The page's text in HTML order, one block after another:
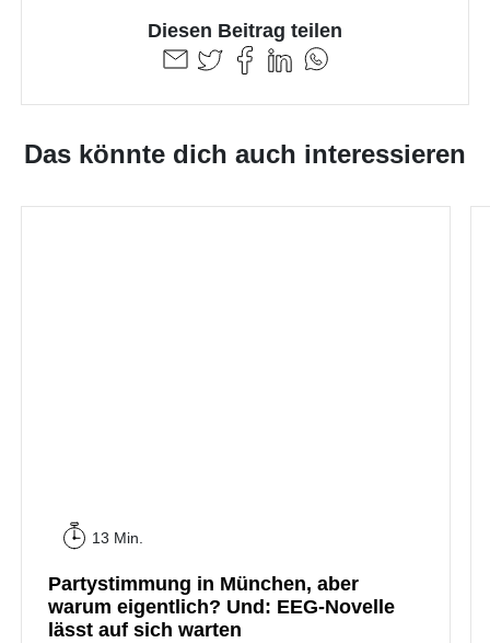
Diesen Beitrag teilen
Das könnte dich auch interessieren
13 Min.
Partystimmung in München, aber
warum eigentlich? Und: EEG-Novelle
lässt auf sich warten